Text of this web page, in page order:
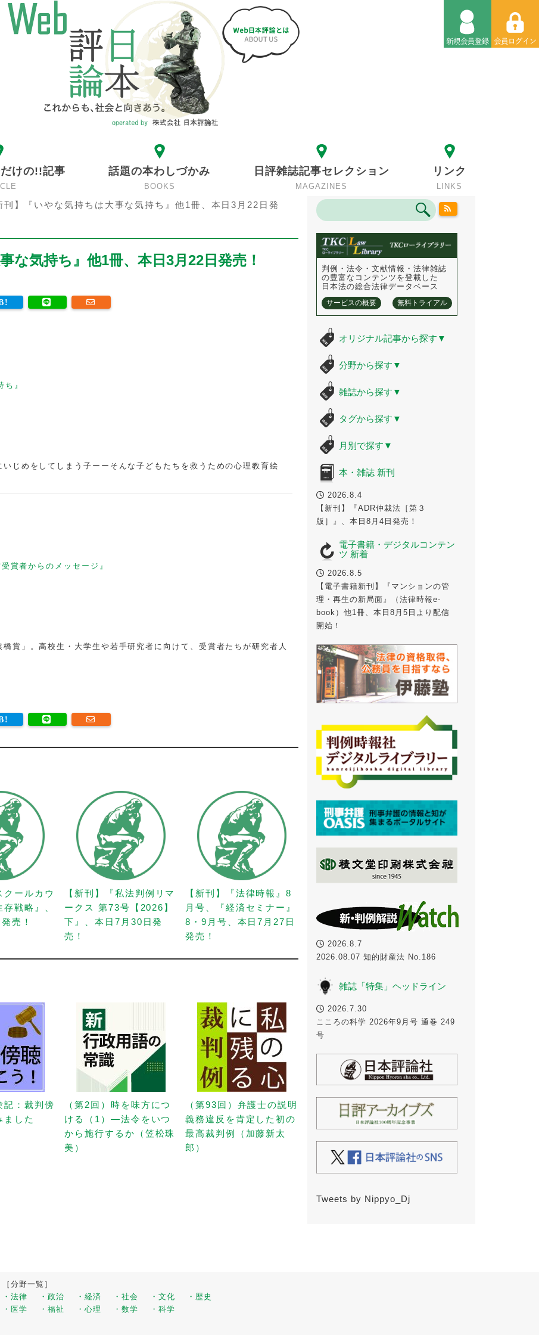
けの!!記事 話題の本わしづかみ
BOOKS
日評雑誌記事セレクション
MAGAZINES
リンク
LINKS
刊】『いやな気持ちは大事な気持ち』他1冊、本日3月22日発
な気持ち』他1冊、本日3月22日発売！
ち』
じめをしてしまう子ーーそんな子どもたちを救うための心理教育絵
賞者からのメッセージ』
賞」。高校生・大学生や若手研究者に向けて、受賞者たちが研究者人
クールカウ
戦略』、
売！
【新刊】『私法判例リマ
ークス 第73号【2026】
下』、本日7月30日発
売！
【新刊】『法律時報』8
月号、『経済セミナー』
8・9月号、本日7月27日
発売！
記：裁判傍
ました
（第2回）時を味方につ
ける（1）—法令をいつ
から施行するか（笠松珠
美）
（第93回）弁護士の説明
義務違反を肯定した初の
最高裁判例（加藤新太
郎）
判例・法令・文献情報・法律雑誌
の豊富なコンテンツを登載した
日本法の総合法律データベース
サービスの概要 無料トライアル
オリジナル記事から探す ▼
分野から探す ▼
雑誌から探す ▼
タグから探す ▼
月別で探す ▼
本・雑誌 新刊
2026.8.4
【新刊】『ADR仲裁法［第３
版］』、本日8月4日発売！
電子書籍・デジタルコンテン
ツ 新着
2026.8.5
【電子書籍新刊】『マンションの管
理・再生の新局面』（法律時報e-
book）他1冊、本日8月5日より配信
開始！
2026.8.7
2026.08.07 知的財産法 No.186
雑誌「特集」ヘッドライン
2026.7.30
こころの科学 2026年9月号 通巻 249
号
Tweets by Nippyo_Dj
［分野一覧］
・法律
・政治 ・経済 ・社会 ・文化
・歴史
・医学
・福祉 ・心理 ・数学 ・科学